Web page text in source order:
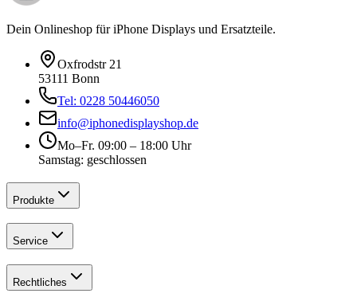
Dein Onlineshop für iPhone Displays und Ersatzteile.
Oxfrodstr 21
53111 Bonn
Tel: 0228 50446050
info@iphonedisplayshop.de
Mo–Fr. 09:00 – 18:00 Uhr
Samstag: geschlossen
Produkte
Service
Rechtliches